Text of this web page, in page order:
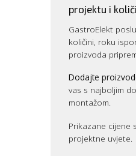
projektu i
GastroElekt
količini, roku
proizvoda
Dodajte
vas s najboljim
montažom.
Prikazane cijene
projektne uvjete.